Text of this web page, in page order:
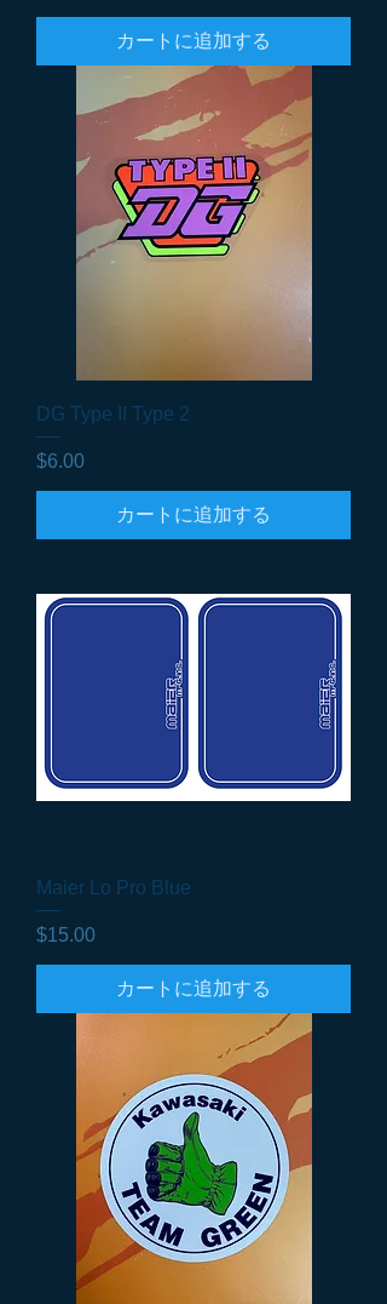
カートに追加する
DG Type II Type 2
価格
$6.00
カートに追加する
Maier Lo Pro Blue
価格
$15.00
カートに追加する